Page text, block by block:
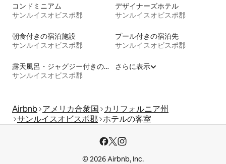
コンドミニアム
サンルイスオビスポ郡
デザイナーズホテル
サンルイスオビスポ郡
朝食付きの宿泊施設
サンルイスオビスポ郡
プール付きの宿泊先
サンルイスオビスポ郡
露天風呂・ジャグジー付きの宿泊施設
サンルイスオビスポ郡
さらに表示
Airbnb アメリカ合衆国
カリフォルニア州
サンルイスオビスポ郡 ホテルの客室
© 2026 Airbnb, Inc.